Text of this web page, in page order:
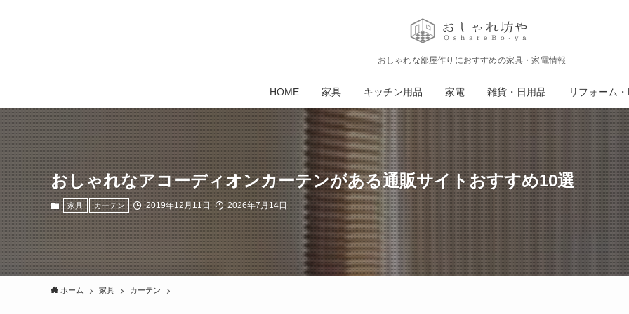
おしゃれな部屋作りにおすすめの家具・家電情報
HOME 家具 キッチン用品 家電 雑貨・日用品 リフォーム
おしゃれなアコーディオンカーテンがある通販サイトおすすめ10選
家具 カーテン 2019年12月11日 2026年7月14日
ホーム 家具 カーテン